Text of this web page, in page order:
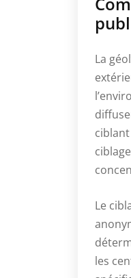
La
Le
les